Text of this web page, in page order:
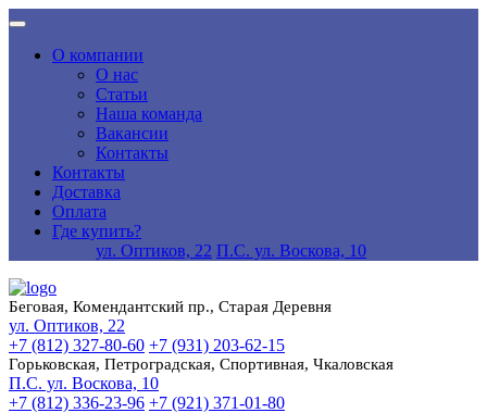
О компании
О нас
Статьи
Наша команда
Вакансии
Контакты
Контакты
Доставка
Оплата
Где купить?
ул. Оптиков, 22 П.С. ул. Воскова, 10
Беговая, Комендантский пр., Старая Деревня
ул. Оптиков, 22
+7 (812) 327-80-60 +7 (931) 203-62-15
Горьковская, Петроградская, Спортивная, Чкаловская
П.С. ул. Воскова, 10
+7 (812) 336-23-96 +7 (921) 371-01-80